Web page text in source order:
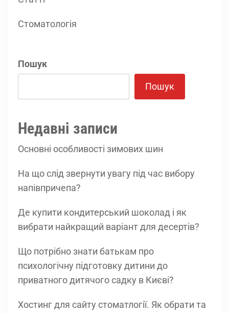
Стоматологія
Пошук
Пошук
Недавні записи
Основні особливості зимових шин
На що слід звернути увагу під час вибору
напівпричепа?
Де купити кондитерський шоколад і як
вибрати найкращий варіант для десертів?
Що потрібно знати батькам про
психологічну підготовку дитини до
приватного дитячого садку в Києві?
Хостинг для сайту стоматлогії. Як обрати та